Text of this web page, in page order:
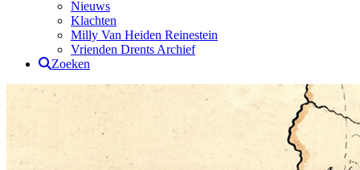
Nieuws
Klachten
Milly Van Heiden Reinestein
Vrienden Drents Archief
Zoeken
Drents Archief